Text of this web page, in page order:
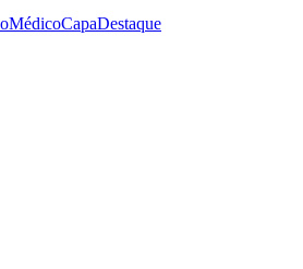
MédicoCapaDestaque